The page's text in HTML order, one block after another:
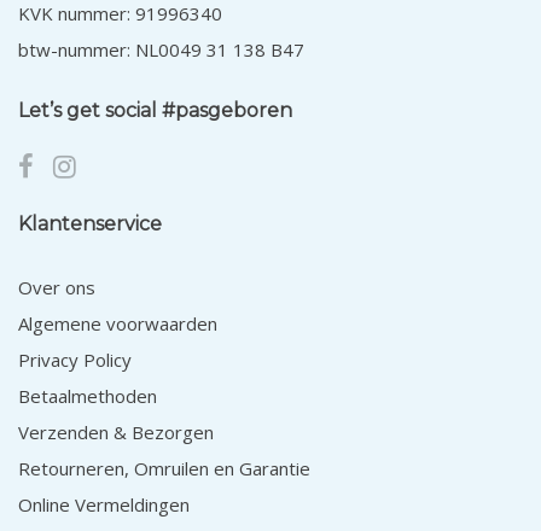
KVK nummer: 91996340
btw-nummer: NL0049 31 138 B47
Let’s get social #pasgeboren
Klantenservice
Over ons
Algemene voorwaarden
Privacy Policy
Betaalmethoden
Verzenden & Bezorgen
Retourneren, Omruilen en Garantie
Online Vermeldingen